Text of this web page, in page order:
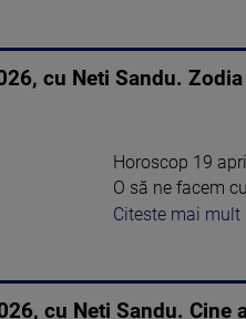
cu Neti Sandu.
Horoscop 19
O să ne facem
Citeste mai mult
cu Neti Sandu.